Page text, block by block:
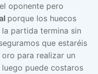
oponente pero
porque los huecos
partida termina sin
que estaréis
para realizar un
luego puede costaros